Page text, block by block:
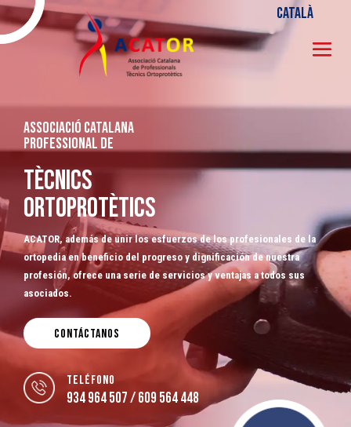
Català
associació catalana
professional de
tècnics
ortoprotètics
ACATOR, además de unir los esfuerzos de los profesionales de la
ortopedia en beneficio del progreso y dignificación de nuestra
profesión, ofrece una serie de servicios y ventajas a todos sus
asociados.
CONTÁCTANOS
TELÉFONO
934 964 507 / 609 564 448